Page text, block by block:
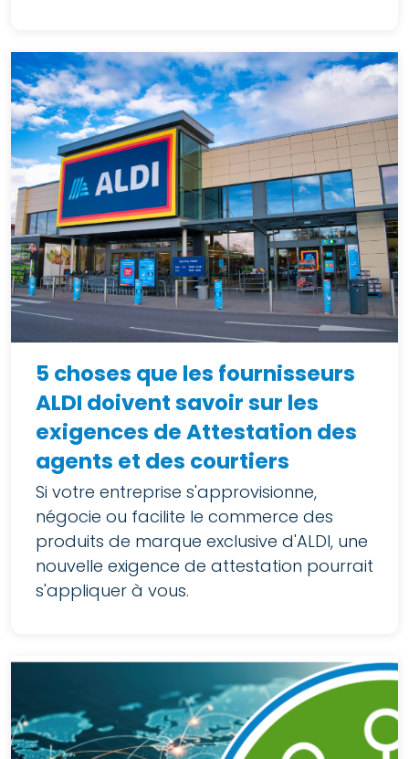
5 choses que les fournisseurs
ALDI doivent savoir sur les
exigences de Attestation des
agents et des courtiers
Si votre entreprise s'approvisionne,
négocie ou facilite le commerce des
produits de marque exclusive d'ALDI, une
nouvelle exigence de attestation pourrait
s'appliquer à vous.